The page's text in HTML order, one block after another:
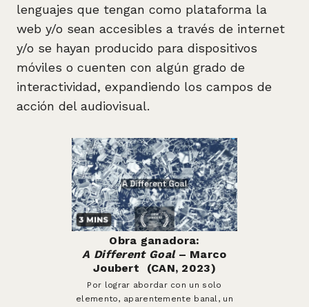
lenguajes que tengan como plataforma la
web y/o sean accesibles a través de internet
y/o se hayan producido para dispositivos
móviles o cuenten con algún grado de
interactividad, expandiendo los campos de
acción del audiovisual.
Obra ganadora:
A Different Goal– Marco
Joubert (CAN, 2023)
Por lograr abordar con un solo
elemento, aparentemente banal, un